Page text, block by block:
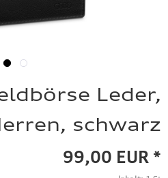
Leder,
schwarz
99,00 EUR *